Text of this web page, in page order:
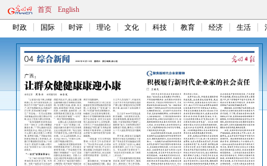
首页 English
时政 国际 时评 理论 文化 科技 教育 经济 生活